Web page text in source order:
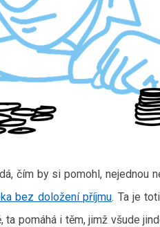
čím by si pomohl, nejednou
bez doložení příjmu. Ta je
ta pomáhá i těm, jimž všude